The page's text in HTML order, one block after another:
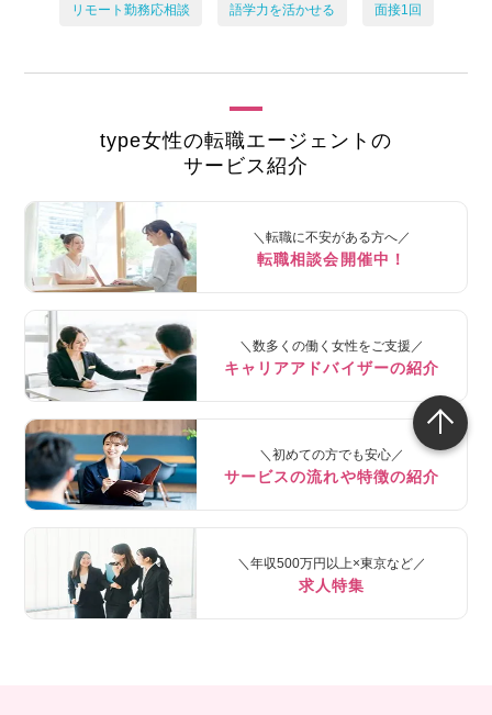
リモート勤務応相談 語学力を活かせる 面接1回
type女性の転職エージェントの
サービス紹介
＼転職に不安がある方へ／
転職相談会開催中！
＼数多くの働く女性をご支援／
キャリアアドバイザーの紹介
＼初めての方でも安心／
サービスの流れや特徴の紹介
＼年収500万円以上×東京など／
求人特集